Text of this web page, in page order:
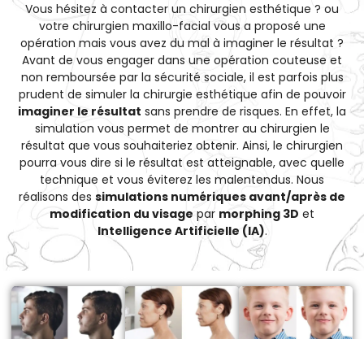
Vous hésitez à contacter un chirurgien esthétique ? ou
votre chirurgien maxillo-facial vous a proposé une
opération mais vous avez du mal à imaginer le résultat ?
Avant de vous engager dans une opération couteuse et
non remboursée par la sécurité sociale, il est parfois plus
prudent de simulerla chirurgie esthétique afin de pouvoir
imaginer le résultat sans prendre de risques. En effet, la
simulation vous permet de montrer au chirurgien le
résultat que vous souhaiteriez obtenir. Ainsi, le chirurgien
pourra vous dire si le résultat est atteignable, avec quelle
technique et vous éviterez les malentendus. Nous
réalisons des simulations numériques avant/après de
modification du visage par morphing 3D et
Intelligence Artificielle (IA).